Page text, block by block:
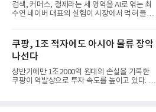
검색, 커머스, 결제라는 세 영역을 AI로 엮는 최
수연 네이버 대표의 실험이 시장에서 먹혀 들어
쿠팡, 1조 적자에도 아시아 물류 장악
나선다
상반기에만 1조2000억 원대의 손실을 기록한
쿠팡이 역발상으로 투자 속도를 높이고 있다. 이